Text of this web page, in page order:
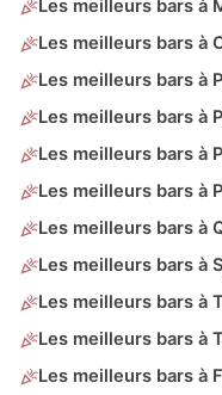
Les meilleurs bars à
Les meilleurs bars à
Les meilleurs bars à
Les meilleurs bars à
Les meilleurs bars à
Les meilleurs bars à
Les meilleurs bars à
Les meilleurs bars à
Les meilleurs bars à
Les meilleurs bars à
Les meilleurs bars à